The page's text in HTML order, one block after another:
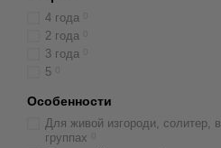
4 года
2 года
3 года
5
Особенности
Для живой изгороди, солитер, в
группах